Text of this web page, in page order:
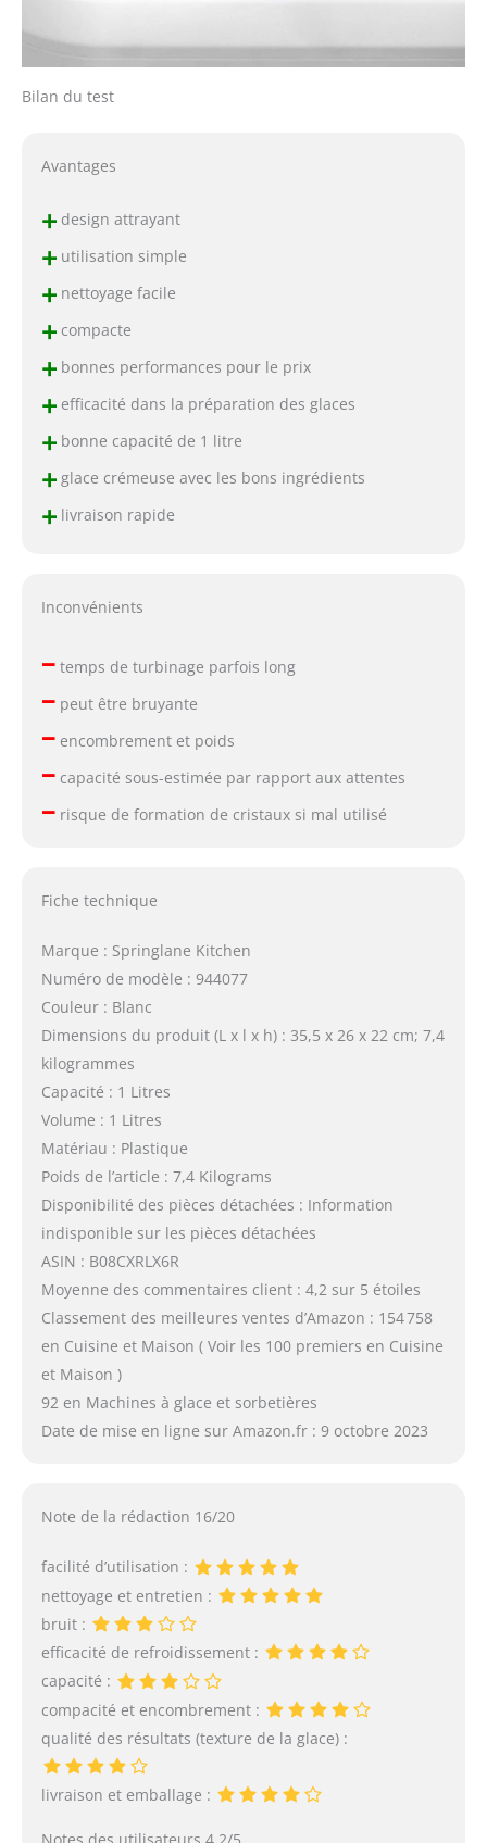
Bilan du test
Avantages
+design attrayant
+utilisation simple
+nettoyage facile
+compacte
+bonnes performances pour le prix
+efficacité dans la préparation des glaces
+bonne capacité de 1 litre
+glace crémeuse avec les bons ingrédients
+livraison rapide
Inconvénients
–temps de turbinage parfois long
–peut être bruyante
–encombrement et poids
–capacité sous-estimée par rapport aux attentes
–risque de formation de cristaux si mal utilisé
Fiche technique
Marque : Springlane Kitchen
Numéro de modèle : 944077
Couleur : Blanc
Dimensions du produit (L x l x h) : 35,5 x 26 x 22 cm; 7,4
kilogrammes
Capacité : 1 Litres
Volume : 1 Litres
Matériau : Plastique
Poids de l’article : 7,4 Kilograms
Disponibilité des pièces détachées : Information
indisponible sur les pièces détachées
ASIN : B08CXRLX6R
Moyenne des commentaires client : 4,2 sur 5 étoiles
Classement des meilleures ventes d’Amazon : 154 758
en Cuisine et Maison ( Voir les 100 premiers en Cuisine
et Maison )
92 en Machines à glace et sorbetières
Date de mise en ligne sur Amazon.fr : 9 octobre 2023
Note de la rédaction 16/20
facilité d’utilisation :
nettoyage et entretien :
bruit :
efficacité de refroidissement :
capacité :
compacité et encombrement :
qualité des résultats (texture de la glace) :
livraison et emballage :